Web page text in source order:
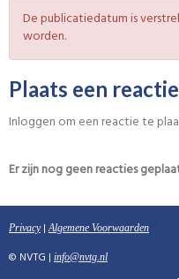
De publicatiedatum is
worden.
Plaats een reactie
Inloggen om een reactie te
Er zijn nog geen reacties
Privacy|Algemene Voorwaarden
© NVTG | ofni@nvtg.nl